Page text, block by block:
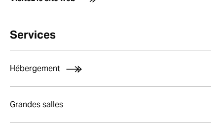
Services
Hébergement
Grandes salles